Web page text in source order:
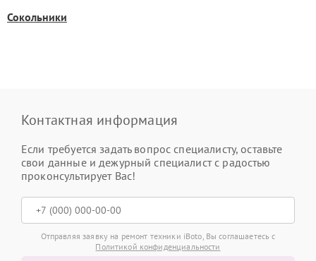
Сокольники
Контактная информация
Если требуется задать вопрос специалисту, оставьте
свои данные и дежурный специалист с радостью
проконсультирует Вас!
Отправляя заявку на ремонт техники iBoto, Вы соглашаетесь с
Политикой конфиденциальности